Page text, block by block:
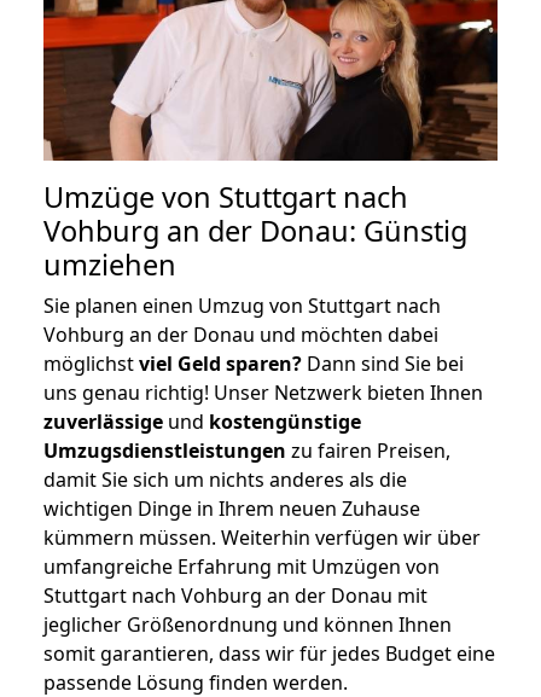
Umzüge von Stuttgart nach
Vohburg an der Donau: Günstig
umziehen
Sie planen einen Umzug von Stuttgart nach
Vohburg an der Donau und möchten dabei
möglichstviel Geld sparen? Dann sind Sie bei
uns genau richtig! Unser Netzwerk bieten Ihnen
zuverlässige und kostengünstige
Umzugsdienstleistungen zu fairen Preisen,
damit Sie sich um nichts anderes als die
wichtigen Dinge in Ihrem neuen Zuhause
kümmern müssen. Weiterhin verfügen wir über
umfangreiche Erfahrung mit Umzügen von
Stuttgart nach Vohburg an der Donau mit
jeglicher Größenordnung und können Ihnen
somit garantieren, dass wir für jedes Budget eine
passende Lösung finden werden.